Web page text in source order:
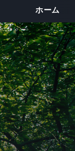
ホーム